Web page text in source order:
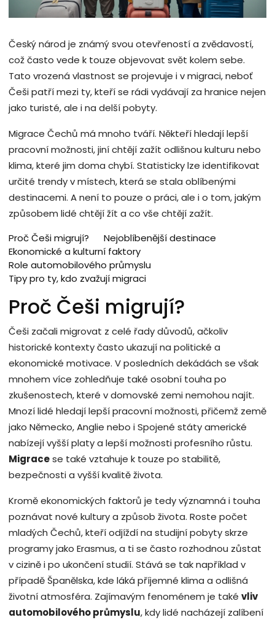
Český národ je známý svou otevřeností a zvědavostí,
což často vede k touze objevovat svět kolem sebe.
Tato vrozená vlastnost se projevuje i v migraci, neboť
Češi patří mezi ty, kteří se rádi vydávají za hranice nejen
jako turisté, ale i na delší pobyty.
Migrace Čechů má mnoho tváří. Někteří hledají lepší
pracovní možnosti, jiní chtějí zažít odlišnou kulturu nebo
klima, které jim doma chybí. Statisticky lze identifikovat
určité trendy v místech, která se stala oblíbenými
destinacemi. A není to pouze o práci, ale i o tom, jakým
způsobem lidé chtějí žít a co vše chtějí zažít.
Proč Češi migrují?
Nejoblíbenější destinace
Ekonomické a kulturní faktory
Role automobilového průmyslu
Tipy pro ty, kdo zvažují migraci
Proč Češi migrují?
Češi začali migrovat z celé řady důvodů, ačkoliv
historické kontexty často ukazují na politické a
ekonomické motivace. V posledních dekádách se však
mnohem více zohledňuje také osobní touha po
zkušenostech, které v domovské zemi nemohou najít.
Mnozí lidé hledají lepší pracovní možnosti, přičemž země
jako Německo, Anglie nebo i Spojené státy americké
nabízejí vyšší platy a lepší možnosti profesního růstu.
Migracese také vztahuje k touze po stabilitě,
bezpečnosti a vyšší kvalitě života.
Kromě ekonomických faktorů je tedy významná i touha
poznávat nové kultury a způsob života. Roste počet
mladých Čechů, kteří odjíždí na studijní pobyty skrze
programy jako Erasmus, a ti se často rozhodnou zůstat
v cizině i po ukončení studií. Stává se tak například v
případě Španělska, kde láká příjemné klima a odlišná
životní atmosféra. Zajímavým fenoménem je také vliv
automobilového průmyslu, kdy lidé nacházejí zalíbení